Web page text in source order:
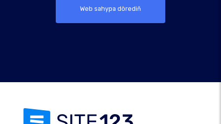
Web sahypa dörediň